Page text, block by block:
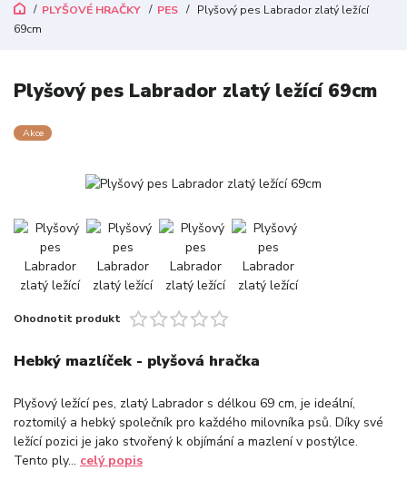
PLYŠOVÉ HRAČKY PES
Plyšový pes Labrador zlatý ležící
69cm
Plyšový pes Labrador zlatý ležící 69cm
Akce
Ohodnotit produkt
Hebký mazlíček - plyšová hračka
Plyšový ležící pes, zlatý Labrador s délkou 69 cm, je ideální,
roztomilý a hebký společník pro každého milovníka psů. Díky své
ležící pozici je jako stvořený k objímání a mazlení v postýlce.
Tento ply... celý popis